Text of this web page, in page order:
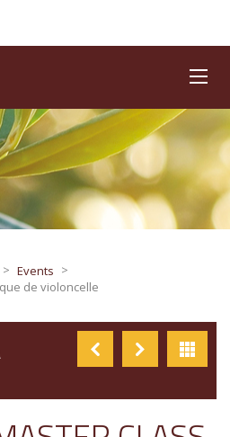
> Events >
de violoncelle